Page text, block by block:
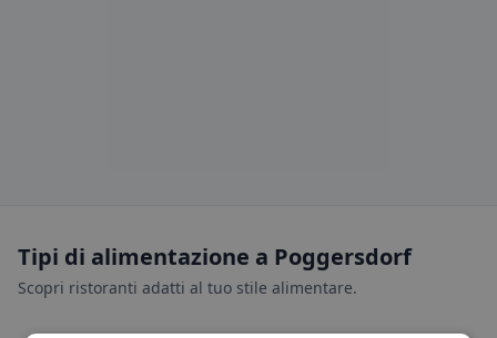
Tipi di alimentazione a Poggersdorf
Scopri ristoranti adatti al tuo stile alimentare.